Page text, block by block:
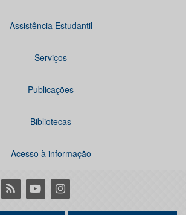
Assistência Estudantil
Serviços
Publicações
Bibliotecas
Acesso à informação
RSS YoutubeInstagram